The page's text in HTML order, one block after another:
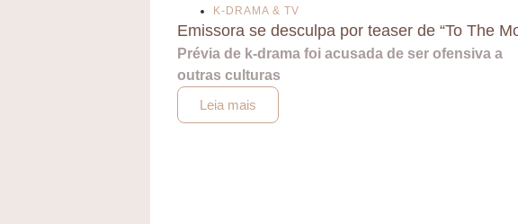
K-DRAMA & TV
Emissora se desculpa por teaser de “To The
Prévia de k-drama foi acusada de ser ofensiva a
outras culturas
Leia mais